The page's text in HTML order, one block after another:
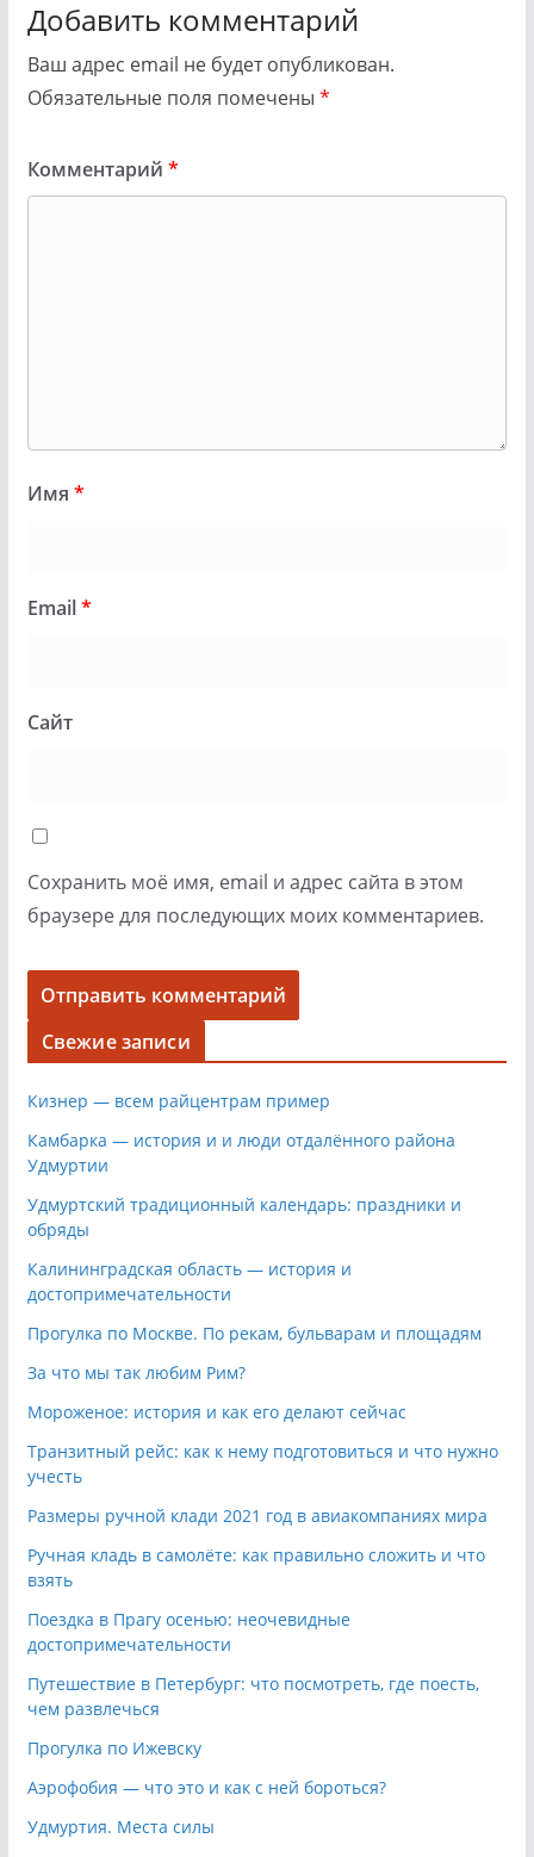
Добавить комментарий
Ваш адрес email не будет опубликован.
Обязательные поля помечены *
Комментарий *
Имя *
Email*
Сайт
Сохранить моё имя, email и адрес сайта в этом
браузере для последующих моих комментариев.
Свежие записи
Кизнер — всем райцентрам пример
Камбарка — история и и люди отдалённого района
Удмуртии
Удмуртский традиционный календарь: праздники и
обряды
Калининградская область — история и
достопримечательности
Прогулка по Москве. По рекам, бульварам и площадям
За что мы так любим Рим?
Мороженое: история и как его делают сейчас
Транзитный рейс: как к нему подготовиться и что нужно
учесть
Размеры ручной клади 2021 год в авиакомпаниях мира
Ручная кладь в самолёте: как правильно сложить и что
взять
Поездка в Прагу осенью: неочевидные
достопримечательности
Путешествие в Петербург: что посмотреть, где поесть,
чем развлечься
Прогулка по Ижевску
Аэрофобия — что это и как с ней бороться?
Удмуртия. Места силы